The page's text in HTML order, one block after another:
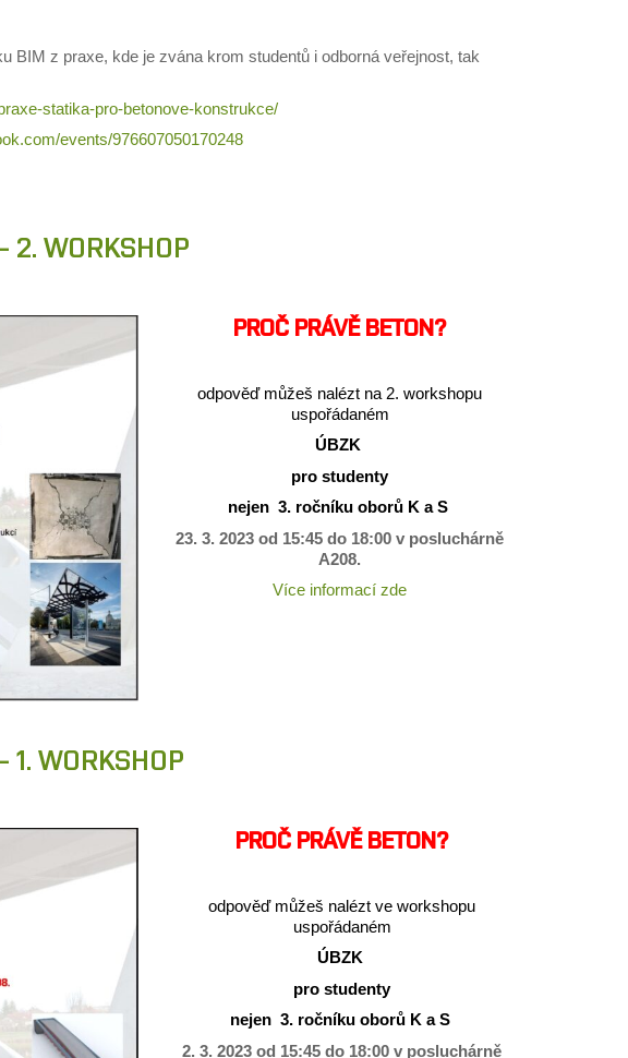
BIM z praxe, kde je zvána krom studentů i odborná veřejnost, tak
statika-pro-betonove-konstrukce/
events/976607050170248
2. WORKSHOP
PROČ PRÁVĚ BETON?
odpověď můžeš nalézt na 2. workshopu
uspořádaném
ÚBZK
pro studenty
nejen 3. ročníku oborů K a S
23. 3. 2023 od 15:45 do 18:00 v posluchárně
A208.
Více informací zde
WORKSHOP
PROČ PRÁVĚ BETON?
odpověď můžeš nalézt ve workshopu
uspořádaném
ÚBZK
pro studenty
nejen 3. ročníku oborů K a S
2. 3. 2023 od 15:45 do 18:00 v posluchárně